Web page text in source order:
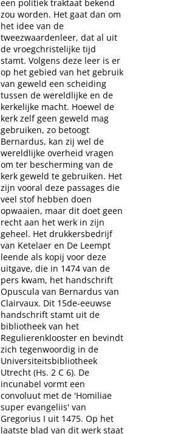
een politiek traktaat bekend
zou worden. Het gaat dan om
het idee van de
tweezwaardenleer, dat al uit
de vroegchristelijke tijd
stamt. Volgens deze leer is er
op het gebied van het gebruik
van geweld een scheiding
tussen de wereldlijke en de
kerkelijke macht. Hoewel de
kerk zelf geen geweld mag
gebruiken, zo betoogt
Bernardus, kan zij wel de
wereldlijke overheid vragen
om ter bescherming van de
kerk geweld te gebruiken. Het
zijn vooral deze passages die
veel stof hebben doen
opwaaien, maar dit doet geen
recht aan het werk in zijn
geheel. Het drukkersbedrijf
van Ketelaer en De Leempt
leende als kopij voor deze
uitgave, die in 1474 van de
pers kwam, het handschrift
Opuscula van Bernardus van
Clairvaux. Dit 15de-eeuwse
handschrift stamt uit de
bibliotheek van het
Regulierenklooster en bevindt
zich tegenwoordig in de
Universiteitsbibliotheek
Utrecht (Hs. 2 C 6). De
incunabel vormt een
convoluut met de 'Homiliae
super evangeliis' van
Gregorius I uit 1475. Op het
laatste blad van dit werk staat